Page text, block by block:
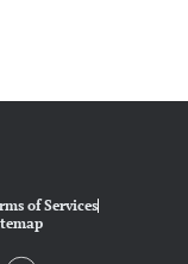
of Services